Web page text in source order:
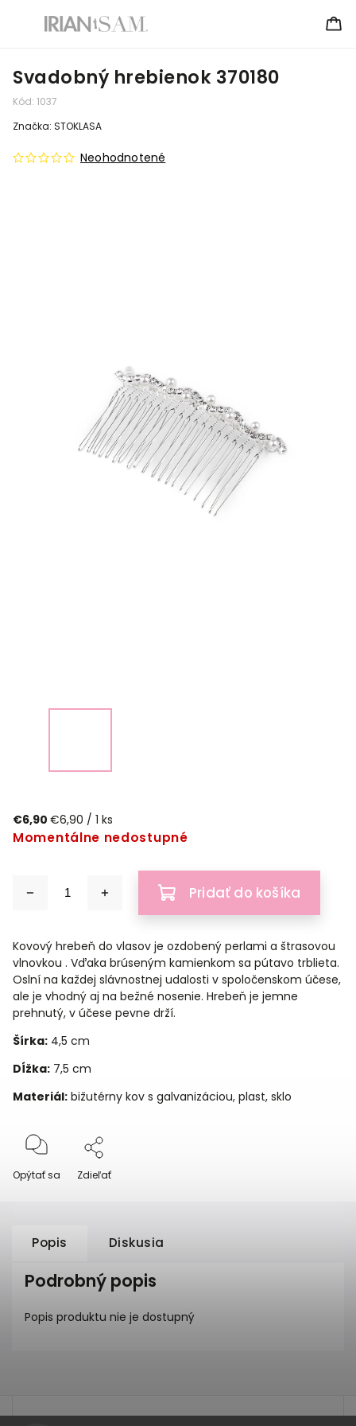
Svadobný hrebienok 370180
Kód: 1037
Neohodnotené
Značka: STOKLASA
€6,90 €6,90 / 1 ks
Momentálne nedostupné
Pridať do košíka
Kovový hrebeň do vlasov je ozdobený perlami a štrasovou
vlnovkou . Vďaka brúseným kamienkom sa pútavo trblieta.
Oslní na každej slávnostnej udalosti v spoločenskom účese,
ale je vhodný aj na bežné nosenie. Hrebeň je jemne
prehnutý, v účese pevne drží.
Šírka: 4,5 cm
Dĺžka: 7,5 cm
Materiál: bižutérny kov s galvanizáciou, plast, sklo
Opýtať sa Zdieľať
Popis Diskusia
Podrobný popis
Popis produktu nie je dostupný
test